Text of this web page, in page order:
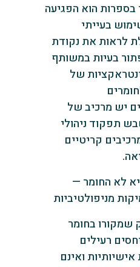
בספרות הוא הפגיעה
בעייתי
לראות את נקודת
בעיות במשותף
של
יש מרכיב של
תפקוד ניהולי
קריטיים
לא החומר —
מניפולטיביות
שמקורו בחומר
רעילים
ואינם